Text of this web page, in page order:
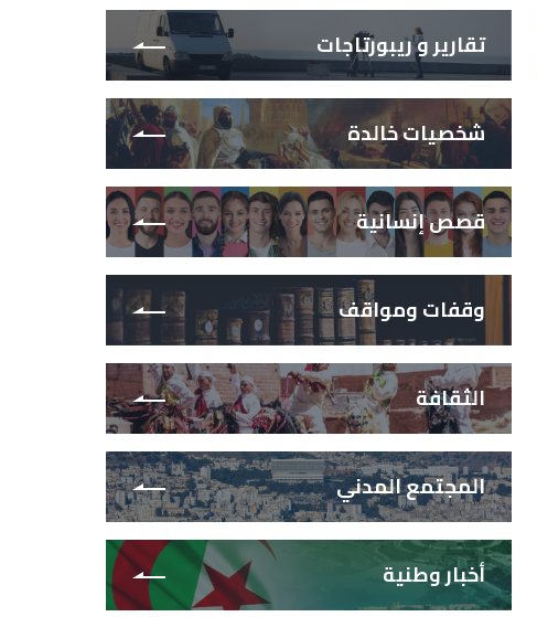
تقارير و ريبورتاجات
شخصيات خالدة
قصص إنسانية
وقفات ومواقف
الثقافة
المجتمع المدني
أخبار وطنية